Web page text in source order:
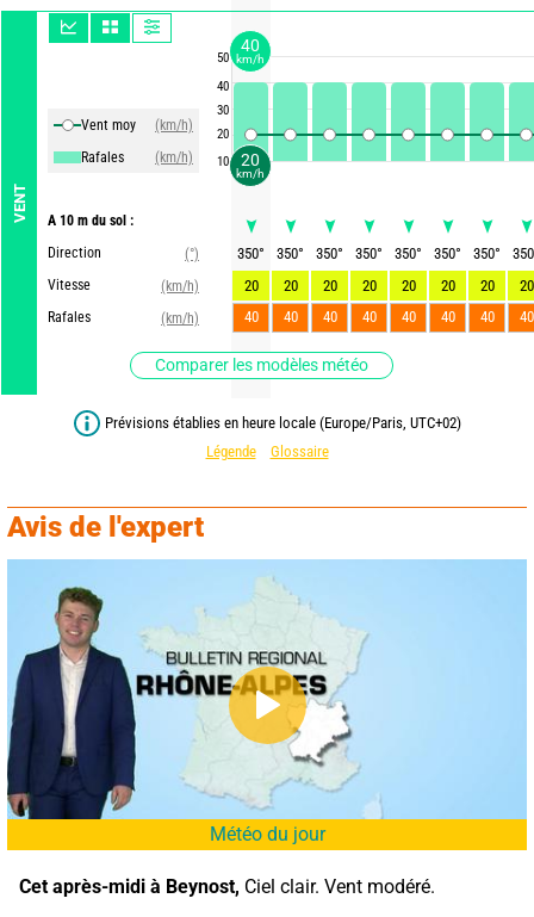
VENT
Vent moy
(km/h)
Rafales
(km/h)
A 10 m du sol :
Direction
(°)
Vitesse
(km/h)
Rafales
(km/h)
Comparer les modèles météo
50
40
30
20
10
350° 350° 350° 350° 350° 350° 350°
350
20
20 20 20 20 20 20
20
40
40 40 40 40 40 40 40
Prévisions établies en heure locale (Europe/Paris, UTC+02)
Légende
Glossaire
Avis de l'expert
Météo du jour
Cet après-midi à Beynost, Ciel clair. Vent modéré.
20
km/h
40
km/h